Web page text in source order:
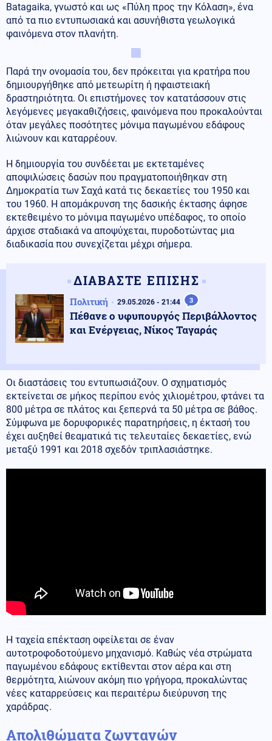
Batagaika, γνωστό και ως «Πύλη προς την Κόλαση», ένα
από τα πιο εντυπωσιακά και ασυνήθιστα γεωλογικά
φαινόμενα στον πλανήτη.
Παρά την ονομασία του, δεν πρόκειται για κρατήρα που
δημιουργήθηκε από μετεωρίτη ή ηφαιστειακή
δραστηριότητα. Οι επιστήμονες τον κατατάσσουν στις
λεγόμενες μεγακαθιζήσεις, φαινόμενα που προκαλούνται
όταν μεγάλες ποσότητες μόνιμα παγωμένου εδάφους
λιώνουν και καταρρέουν.
Η δημιουργία του συνδέεται με εκτεταμένες
αποψιλώσεις δασών που πραγματοποιήθηκαν στη
Δημοκρατία των Σαχά κατά τις δεκαετίες του 1950 και
του 1960. Η απομάκρυνση της δασικής έκτασης άφησε
εκτεθειμένο το μόνιμα παγωμένο υπέδαφος, το οποίο
άρχισε σταδιακά να αποψύχεται, πυροδοτώντας μια
διαδικασία που συνεχίζεται μέχρι σήμερα.
ΔΙΑΒΑΣΤΕ ΕΠΙΣΗΣ
Πολιτική 29.05.2026 - 21:44 3
Πέθανε ο υφυπουργός Περιβάλλοντος
και Ενέργειας, Νίκος Ταγαράς
Οι διαστάσεις του εντυπωσιάζουν. Ο σχηματισμός
εκτείνεται σε μήκος περίπου ενός χιλιομέτρου, φτάνει τα
800 μέτρα σε πλάτος και ξεπερνά τα 50 μέτρα σε βάθος.
Σύμφωνα με δορυφορικές παρατηρήσεις, η έκτασή του
έχει αυξηθεί θεαματικά τις τελευταίες δεκαετίες, ενώ
μεταξύ 1991 και 2018 σχεδόν τριπλασιάστηκε.
Η ταχεία επέκταση οφείλεται σε έναν
αυτοτροφοδοτούμενο μηχανισμό. Καθώς νέα στρώματα
παγωμένου εδάφους εκτίθενται στον αέρα και στη
θερμότητα, λιώνουν ακόμη πιο γρήγορα, προκαλώντας
νέες καταρρεύσεις και περαιτέρω διεύρυνση της
χαράδρας.
Απολιθώματα ζωντανών